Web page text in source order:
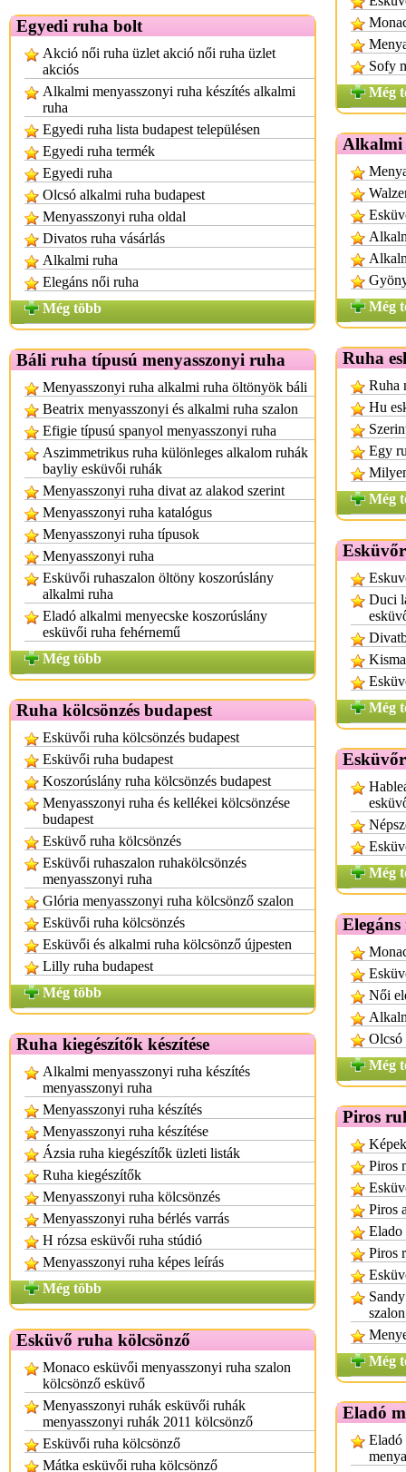
Egyedi ruha bolt
Akció női ruha üzlet akció női ruha üzlet
akciós
Alkalmi menyasszonyi ruha készítés alkalmi
ruha
Egyedi ruha lista budapest településen
Egyedi ruha termék
Egyedi ruha
Olcsó alkalmi ruha budapest
Menyasszonyi ruha oldal
Divatos ruha vásárlás
Alkalmi ruha
Elegáns női ruha
Még több
Báli ruha típusú menyasszonyi ruha
Menyasszonyi ruha alkalmi ruha öltönyök báli
Beatrix menyasszonyi és alkalmi ruha szalon
Efigie típusú spanyol menyasszonyi ruha
Aszimmetrikus ruha különleges alkalom ruhák
bayliy esküvői ruhák
Menyasszonyi ruha divat az alakod szerint
Menyasszonyi ruha katalógus
Menyasszonyi ruha típusok
Menyasszonyi ruha
Esküvői ruhaszalon öltöny koszorúslány
alkalmi ruha
Eladó alkalmi menyecske koszorúslány
esküvői ruha fehérnemű
Még több
Ruha kölcsönzés budapest
Esküvői ruha kölcsönzés budapest
Esküvői ruha budapest
Koszorúslány ruha kölcsönzés budapest
Menyasszonyi ruha és kellékei kölcsönzése
budapest
Esküvő ruha kölcsönzés
Esküvői ruhaszalon ruhakölcsönzés
menyasszonyi ruha
Glória menyasszonyi ruha kölcsönző szalon
Esküvői ruha kölcsönzés
Esküvői és alkalmi ruha kölcsönző újpesten
Lilly ruha budapest
Még több
Ruha kiegészítők készítése
Alkalmi menyasszonyi ruha készítés
menyasszonyi ruha
Menyasszonyi ruha készítés
Menyasszonyi ruha készítése
Ázsia ruha kiegészítők üzleti listák
Ruha kiegészítők
Menyasszonyi ruha kölcsönzés
Menyasszonyi ruha bérlés varrás
H rózsa esküvői ruha stúdió
Menyasszonyi ruha képes leírás
Még több
Esküvő ruha kölcsönző
Monaco esküvői menyasszonyi ruha szalon
kölcsönző esküvő
Menyasszonyi ruhák esküvői ruhák
menyasszonyi ruhák 2011 kölcsönző
Esküvői ruha kölcsönző
Mátka esküvői ruha kölcsönző
Sofy
Még
Alkalmi
Még
Ruha
Ruha
Hu
Egy
Még
Duci
Még
Még
Női
Olcsó
Még
Piros
Piros
Piros
Elado
Piros
Még
Eladó
Eladó